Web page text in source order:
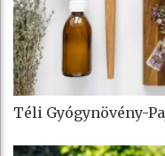
Téli Gyógynövény-